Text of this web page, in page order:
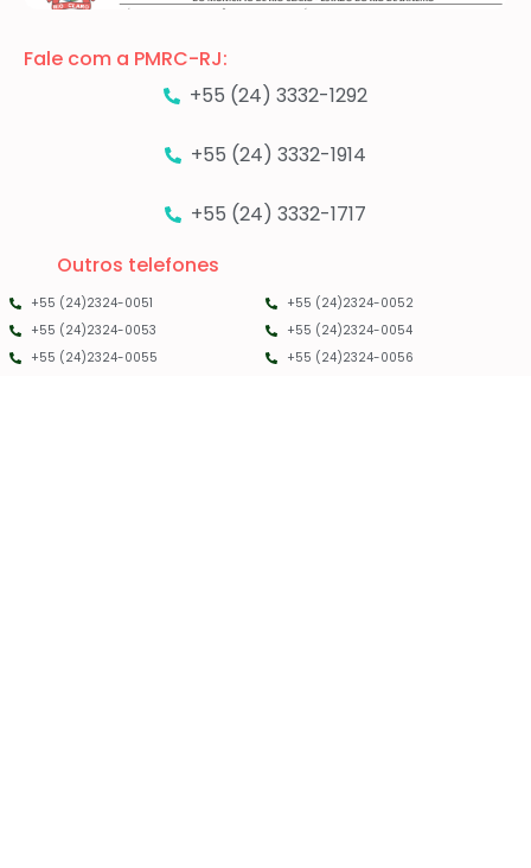
Fale com a PMRC-RJ:
+55 (24) 3332-1292
+55 (24) 3332-1914
+55 (24) 3332-1717
Outros telefones
+55 (24)2324-0051
+55 (24)2324-0052
+55 (24)2324-0053
+55 (24)2324-0054
+55 (24)2324-0055
+55 (24)2324-0056